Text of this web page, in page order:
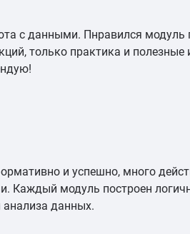
с данными. Пнравился
только практика и
и успешно, много
Каждый модуль построен
данных.